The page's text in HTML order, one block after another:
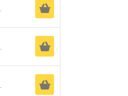
Ä
Ä
Ä